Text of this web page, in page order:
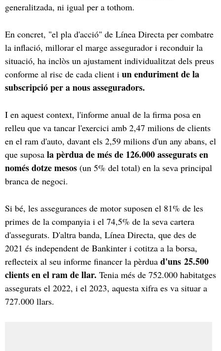
generalitzada, ni igual per a tothom.
En concret, "el pla d'acció" de Línea Directa per combatre
la inflació, millorar el marge assegurador i reconduir la
situació, ha inclòs un ajustament individualitzat dels preus
conforme al risc de cada client i un enduriment de la
subscripció per a nous asseguradors.
I en aquest context, l'informe anual de la firma posa en
relleu que va tancar l'exercici amb 2,47 milions de clients
en el ram d'auto, davant els 2,59 milions d'un any abans, el
que suposa la pèrdua de més de 126.000 assegurats en
només dotze mesos (un 5% del total) en la seva principal
branca de negoci.
Si bé, les assegurances de motor suposen el 81% de les
primes de la companyia i el 74,5% de la seva cartera
d'assegurats. D'altra banda, Línea Directa, que des de
2021 és independent de Bankinter i cotitza a la borsa,
reflecteix al seu informe financer la pèrdua d'uns 25.500
clients en el ram de llar. Tenia més de 752.000 habitatges
assegurats el 2022, i el 2023, aquesta xifra es va situar a
727.000 llars.